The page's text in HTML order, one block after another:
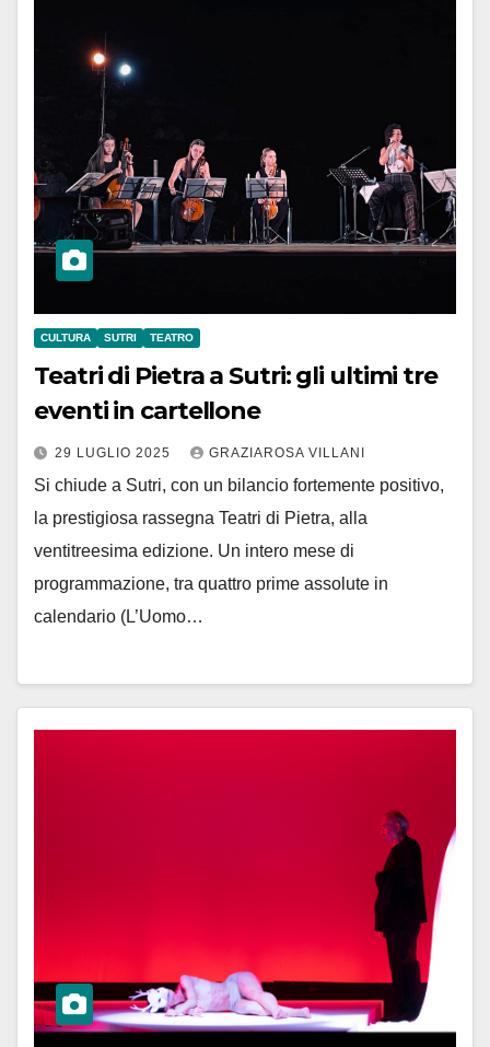
CULTURA SUTRI TEATRO
Teatri di Pietra a Sutri: gli ultimi tre
eventi in cartellone
29 LUGLIO 2025 GRAZIAROSA VILLANI
Si chiude a Sutri, con un bilancio fortemente positivo,
la prestigiosa rassegna Teatri di Pietra, alla
ventitreesima edizione. Un intero mese di
programmazione, tra quattro prime assolute in
calendario (L’Uomo…